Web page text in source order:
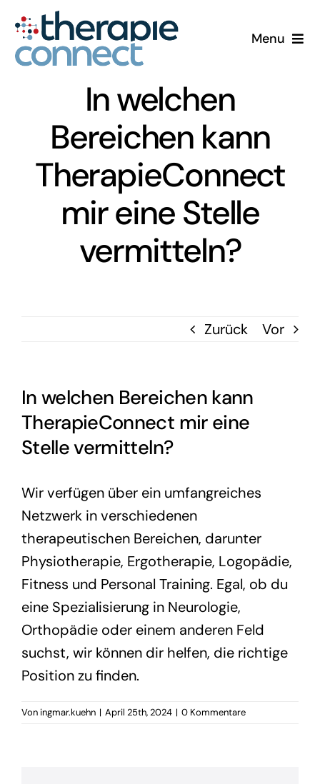
Inhalt
springen
Menu
Für Einrichtungen
Über Uns
In welchen
Bereichen kann
TherapieConnect
mir eine Stelle
vermitteln?
Zurück Vor
In welchen Bereichen kann
TherapieConnect mir eine
Stelle vermitteln?
Wir verfügen über ein umfangreiches
Netzwerk in verschiedenen
therapeutischen Bereichen, darunter
Physiotherapie, Ergotherapie, Logopädie,
Fitness und Personal Training. Egal, ob du
eine Spezialisierung in Neurologie,
Orthopädie oder einem anderen Feld
suchst, wir können dir helfen, die richtige
Position zu finden.
Von ingmar.kuehn | April 25th, 2024 | 0 Kommentare